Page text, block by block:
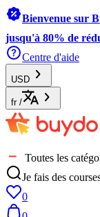
Bienvenue sur
jusqu'à 80% de
Centre d'aide
USD
fr /
Toutes les
Je fais des
0